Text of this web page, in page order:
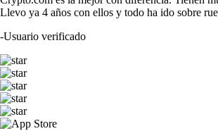
Llevo ya 4 años con ellos y todo ha ido sobre
-Usuario verificado